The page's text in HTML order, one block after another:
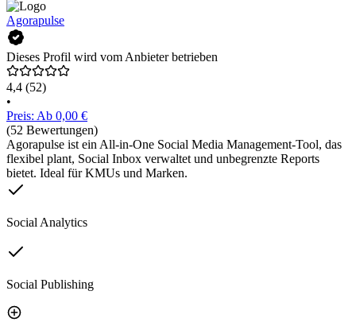
Agorapulse
Dieses Profil wird vom Anbieter betrieben
4,4 (52)
•
Preis: Ab 0,00 €
(52 Bewertungen)
Agorapulse ist ein All-in-One Social Media Management-Tool, das
flexibel plant, Social Inbox verwaltet und unbegrenzte Reports
bietet. Ideal für KMUs und Marken.
Social Analytics
Social Publishing